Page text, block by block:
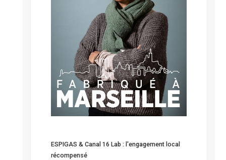
ESPIGAS & Canal 16 Lab : l'engagement local
récompensé